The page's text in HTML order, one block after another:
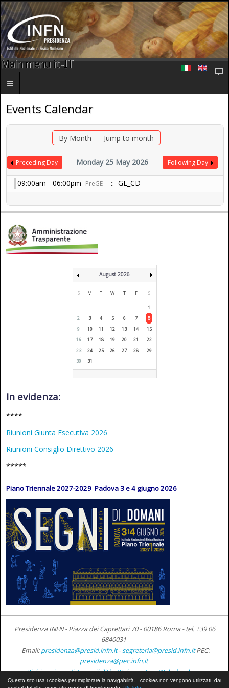
Questo sito usa i cookies per migliorare la navigabilità. I cookies non vengono utilizzati, dai
Main menu it-IT
Events Calendar
By Month Jump to month
Preceding Day Monday 25 May 2026 Following Day
09:00am - 06:00pm PreGE :: GE_CD
August 2026
S M T W T F S
1
2
3 4 5 6 7
8
9
10 11 12 13 14
15
16
17 18 19 20 21
22
23
24 25 26 27 28
29
30
31
In evidenza:
****
Riunioni Giunta Esecutiva 2026
Riunioni Consiglio Direttivo 2026
*****
Piano Triennale 2027-2029 Padova 3 e 4 giugno 2026
Presidenza INFN - Piazza dei Caprettari 70 - 00186 Roma -tel. +39 06
6840031
Email:presidenza@presid.infn.it-segreteria@presid.infn.it PEC:
presidenza@pec.infn.it
Dichiarazione di Accessibilità-Web master-Web developer